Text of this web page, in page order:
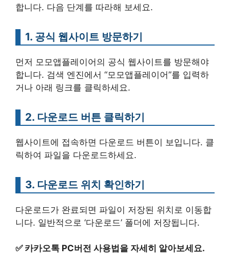
합니다. 다음 단계를 따라해 보세요.
1. 공식 웹사이트 방문하기
먼저 모모앱플레이어의 공식 웹사이트를 방문해야
합니다. 검색 엔진에서 “모모앱플레이어”를 입력하
거나 아래 링크를 클릭하세요.
2. 다운로드 버튼 클릭하기
웹사이트에 접속하면 다운로드 버튼이 보입니다. 클
릭하여 파일을 다운로드하세요.
3. 다운로드 위치 확인하기
다운로드가 완료되면 파일이 저장된 위치로 이동합
니다. 일반적으로 ‘다운로드’ 폴더에 저장됩니다.
✅ 카카오톡 PC버전 사용법을 자세히 알아보세요.